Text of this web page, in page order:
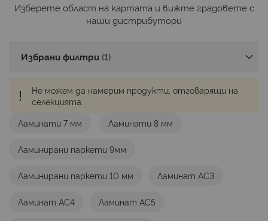
Избрани филтри
Не можем да намерим продукти, отговарящи на
селекцията.
Ламинати 7 мм
Ламинати 8 мм
Ламинирани паркети 9мм
Ламинирани паркети 10 мм Ламинат AC3
Ламинат AC4 Ламинат AC5
Изберете област на картата и вижте градовете с
наши дистрибутори